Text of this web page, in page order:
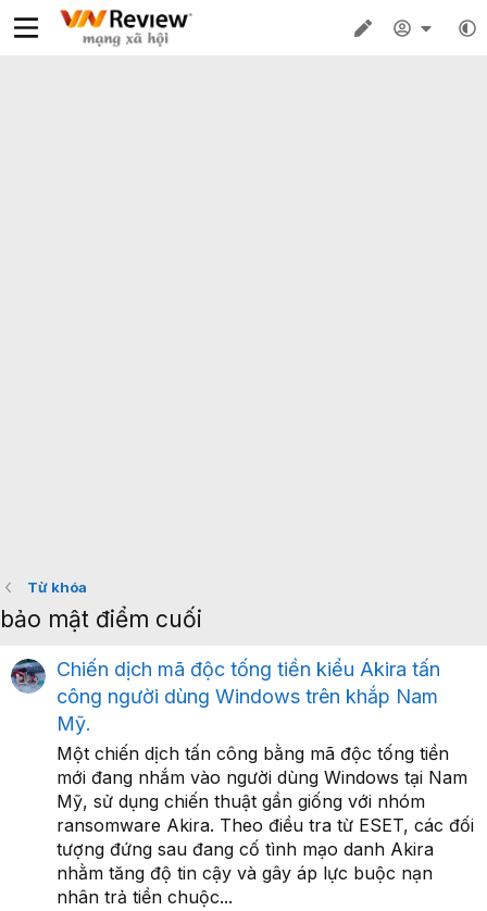
Từ khóa
bảo mật điểm cuối
Chiến dịch mã độc tống tiền kiểu Akira tấn
công người dùng Windows trên khắp Nam
Mỹ.
Một chiến dịch tấn công bằng mã độc tống tiền
mới đang nhắm vào người dùng Windows tại Nam
Mỹ, sử dụng chiến thuật gần giống với nhóm
ransomware Akira. Theo điều tra từ ESET, các đối
tượng đứng sau đang cố tình mạo danh Akira
nhằm tăng độ tin cậy và gây áp lực buộc nạn
nhân trả tiền chuộc...